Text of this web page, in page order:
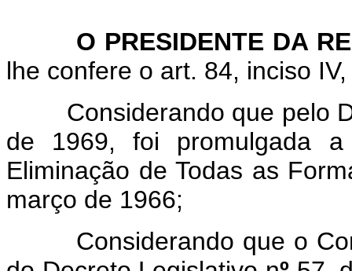
O PRESIDENTE DA
lhe confere o art. 84, inciso
Considerando que pelo
de 1969, foi promulgada a
Eliminação de Todas as
março de 1966;
Considerando que o